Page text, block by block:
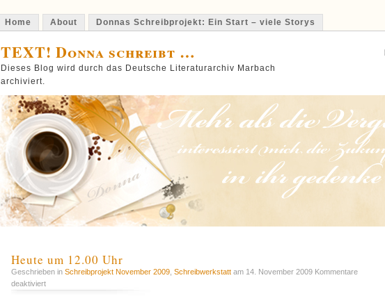
Home About Donnas Schreibprojekt: Ein Start – viele Storys
TEXT! Donna schreibt …
Dieses Blog wird durch das Deutsche Literaturarchiv Marbach
archiviert.
Heute um 12.00 Uhr
Geschrieben in Schreibprojekt November 2009 Schreibwerkstatt am 14. November 2009 Kommentare
deaktiviertfür